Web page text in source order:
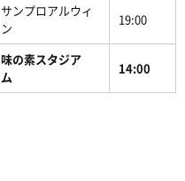
サンプロアルウィ
ン
19:00
味の素スタジア
ム
14:00